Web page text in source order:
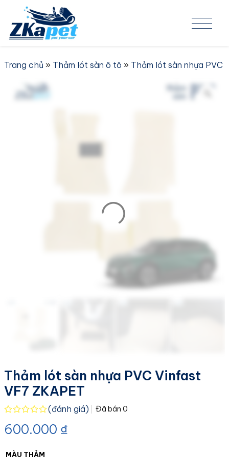
Skip to content
Trang chủ » Thảm lót sàn ô tô » Thảm lót sàn nhựa PVC
Thảm lót sàn nhựa PVC Vinfast
VF7 ZKAPET
xếp
5
(đánh giá) Đã bán0
600.000 ₫
MÀU THẢM